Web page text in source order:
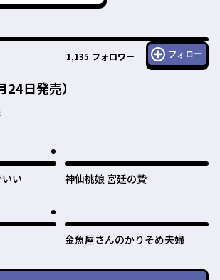
1,135 フォロワー フォロー
日発売）
い 神仙桃娘 宮廷の贄
金魚屋さんのかりそめ夫婦